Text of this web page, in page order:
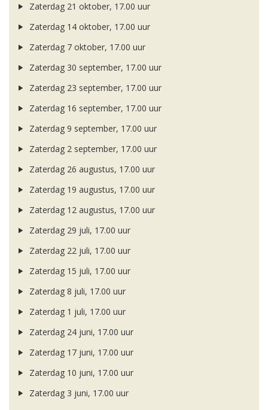
Zaterdag 21 oktober, 17.00 uur
Zaterdag 14 oktober, 17.00 uur
Zaterdag 7 oktober, 17.00 uur
Zaterdag 30 september, 17.00 uur
Zaterdag 23 september, 17.00 uur
Zaterdag 16 september, 17.00 uur
Zaterdag 9 september, 17.00 uur
Zaterdag 2 september, 17.00 uur
Zaterdag 26 augustus, 17.00 uur
Zaterdag 19 augustus, 17.00 uur
Zaterdag 12 augustus, 17.00 uur
Zaterdag 29 juli, 17.00 uur
Zaterdag 22 juli, 17.00 uur
Zaterdag 15 juli, 17.00 uur
Zaterdag 8 juli, 17.00 uur
Zaterdag 1 juli, 17.00 uur
Zaterdag 24 juni, 17.00 uur
Zaterdag 17 juni, 17.00 uur
Zaterdag 10 juni, 17.00 uur
Zaterdag 3 juni, 17.00 uur